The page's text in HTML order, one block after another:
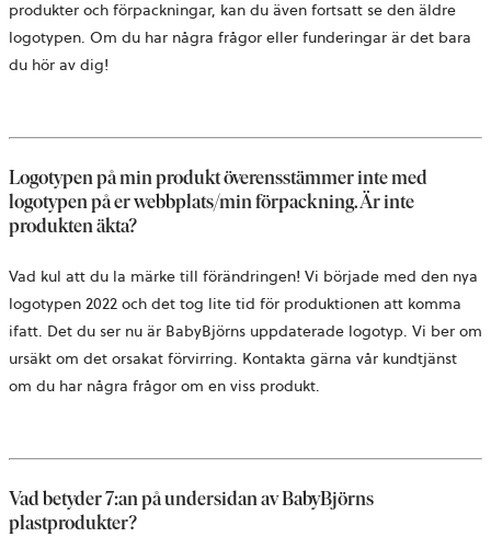
produkter och förpackningar, kan du även fortsatt se den äldre
logotypen. Om du har några frågor eller funderingar är det bara
du hör av dig!
Logotypen på min produkt överensstämmer inte med
logotypen på er webbplats/min förpackning. Är inte
produkten äkta?
Vad kul att du la märke till förändringen! Vi började med den nya
logotypen 2022 och det tog lite tid för produktionen att komma
ifatt. Det du ser nu är BabyBjörns uppdaterade logotyp. Vi ber om
ursäkt om det orsakat förvirring. Kontakta gärna vår kundtjänst
om du har några frågor om en viss produkt.
Vad betyder 7:an på undersidan av BabyBjörns
plastprodukter?